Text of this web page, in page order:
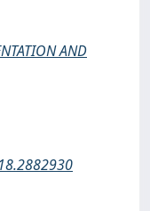
AND